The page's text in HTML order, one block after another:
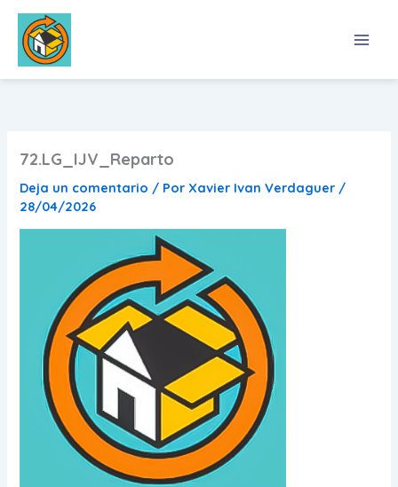
contenido
72.LG_IJV_Reparto
Deja un comentario / Por Xavier Ivan Verdaguer /
28/04/2026